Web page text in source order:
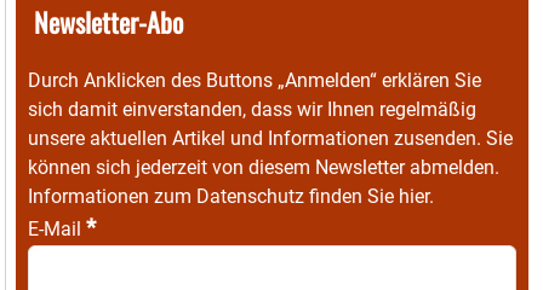
Newsletter-Abo
Durch Anklicken des Buttons „Anmelden“ erklären Sie
sich damit einverstanden, dass wir Ihnen regelmäßig
unsere aktuellen Artikel und Informationen zusenden. Sie
können sich jederzeit von diesem Newsletter abmelden.
Informationen zum Datenschutz finden Sie hier.
E-Mail *